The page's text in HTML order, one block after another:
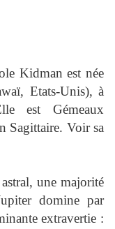
Kidman est née
Etats-Unis), à
est Gémeaux
Sagittaire. Voir sa
une majorité
domine par
extravertie :